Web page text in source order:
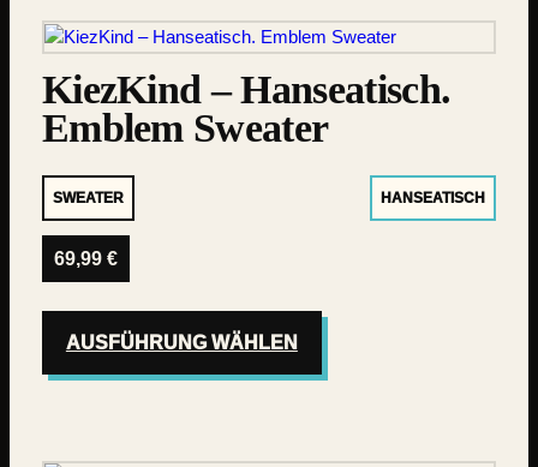
KiezKind – Hanseatisch.
Emblem Sweater
SWEATER HANSEATISCH
69,99 €
AUSFÜHRUNG WÄHLEN